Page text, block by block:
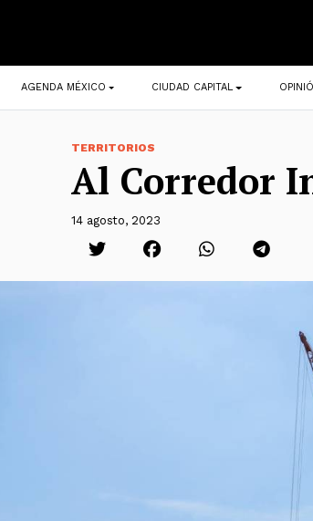
Navegación
principal
AGENDA MÉXICO CIUDAD CAPITAL
TERRITORIOS
Al Corredor
14 agosto, 2023